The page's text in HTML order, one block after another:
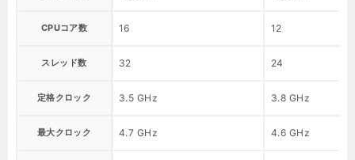
CPUコア数 16 12
スレッド数 32 24
定格クロック 3.5 GHz 3.8 GHz
最大クロック 4.7 GHz 4.6 GHz